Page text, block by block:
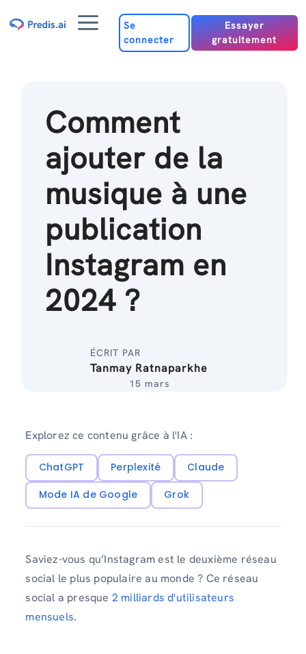
au
Menu
Se
connecter
Essayer
gratuitement
Comment
ajouter de la
musique à une
publication
Instagram en
2024 ?
ÉCRIT PAR
Tanmay Ratnaparkhe
15 mars
Explorez ce contenu grâce à l'IA :
ChatGPT Perplexité
Claude
Mode IA de Google
Grok
Saviez-vous qu’Instagram est le deuxième réseau
social le plus populaire au monde ? Ce réseau
social a presque 2 milliards d'utilisateurs
mensuels.